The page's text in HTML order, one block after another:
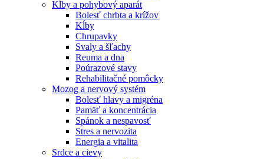
Kĺby a pohybový aparát
Bolesť chrbta a krížov
Kĺby
Chrupavky
Svaly a šľachy
Reuma a dna
Poúrazové stavy
Rehabilitačné pomôcky
Mozog a nervový systém
Bolesť hlavy a migréna
Pamäť a koncentrácia
Spánok a nespavosť
Stres a nervozita
Energia a vitalita
Srdce a cievy